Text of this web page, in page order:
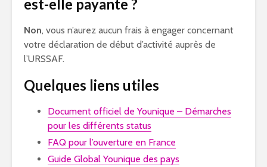
est-elle payante ?
Non, vous n’aurez aucun frais à engager concernant
votre déclaration de début d’activité auprès de
l’URSSAF.
Quelques liens utiles
Document officiel de Younique – Démarches
pour les différents status
FAQ pour l’ouverture en France
Guide Global Younique des pays